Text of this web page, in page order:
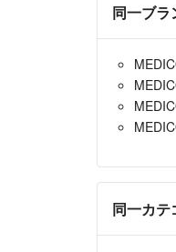
同一ブラ
同一カテ